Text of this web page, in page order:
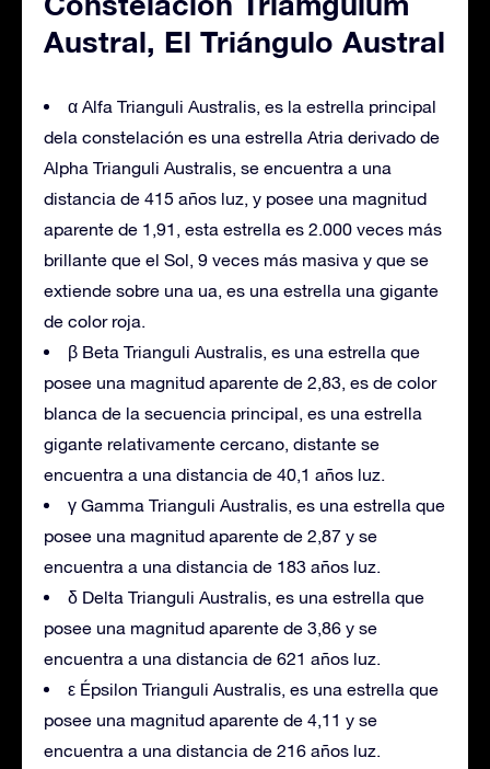
Austral, El Triángulo Austral
α Alfa Trianguli Australis, es la estrella principal
dela constelación es una estrella Atria derivado de
Alpha Trianguli Australis, se encuentra a una
distancia de 415 años luz, y posee una magnitud
aparente de 1,91, esta estrella es 2.000 veces más
brillante que el Sol, 9 veces más masiva y que se
extiende sobre una ua, es una estrella una gigante
de color roja.
β Beta Trianguli Australis, es una estrella que
posee una magnitud aparente de 2,83, es de color
blanca de la secuencia principal, es una estrella
gigante relativamente cercano, distante se
encuentra a una distancia de 40,1 años luz.
γ Gamma Trianguli Australis, es una estrella que
posee una magnitud aparente de 2,87 y se
encuentra a una distancia de 183 años luz.
δ Delta Trianguli Australis, es una estrella que
posee una magnitud aparente de 3,86 y se
encuentra a una distancia de 621 años luz.
ε Épsilon Trianguli Australis, es una estrella que
posee una magnitud aparente de 4,11 y se
encuentra a una distancia de 216 años luz.